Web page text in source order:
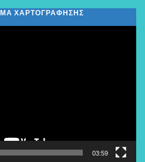
ΧΑΡΤΟΓΡΑΦΗΣΗΣ
03:59